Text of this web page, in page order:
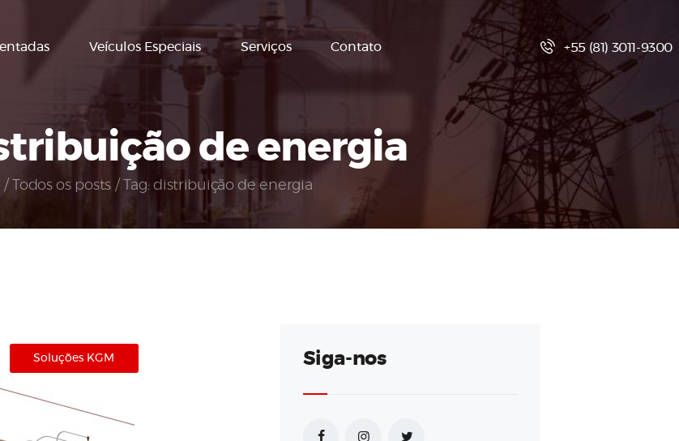
Veículos Especiais Serviços Contato +55 (81) 3011-9300
de energia
Todos os posts Tag: distribuição de energia
A Empresa
Representadas
Veículos
Especiais
Soluções KGM Siga-nos